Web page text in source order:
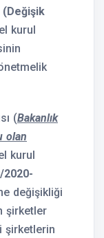
(Değişik
kurul
(Bakanlık
olan
kurul
2020-
değişikliği
şirketler
şirketlerin